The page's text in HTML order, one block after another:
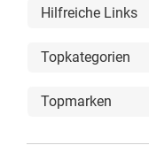
Hilfreiche Links
Topkategorien
Topmarken